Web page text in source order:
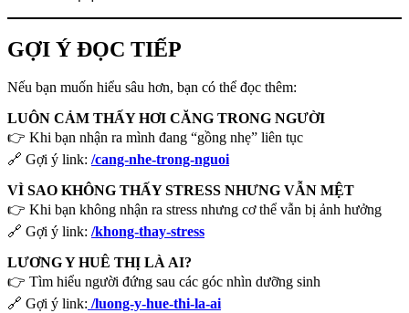
GỢI Ý ĐỌC TIẾP
Nếu bạn muốn hiểu sâu hơn, bạn có thể đọc thêm:
LUÔN CẢM THẤY HƠI CĂNG TRONG NGƯỜI
👉 Khi bạn nhận ra mình đang “gồng nhẹ” liên tục
🔗 Gợi ý link: /cang-nhe-trong-nguoi
VÌ SAO KHÔNG THẤY STRESS NHƯNG VẪN MỆT
👉 Khi bạn không nhận ra stress nhưng cơ thể vẫn bị ảnh hưởng
🔗 Gợi ý link: /khong-thay-stress
LƯƠNG Y HUÊ THỊ LÀ AI?
👉 Tìm hiểu người đứng sau các góc nhìn dưỡng sinh
🔗 Gợi ý link: /luong-y-hue-thi-la-ai